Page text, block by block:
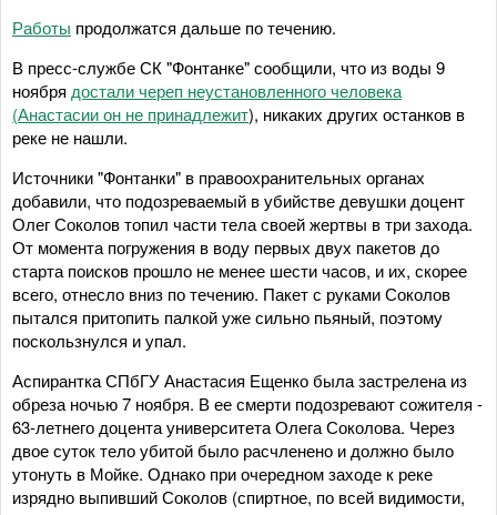
Работы продолжатся дальше по течению.
В пресс-службе СК "Фонтанке" сообщили, что из воды 9
ноября достали череп неустановленного человека
(Анастасии он не принадлежит), никаких других останков в
реке не нашли.
Источники "Фонтанки" в правоохранительных органах
добавили, что подозреваемый в убийстве девушки доцент
Олег Соколов топил части тела своей жертвы в три захода.
От момента погружения в воду первых двух пакетов до
старта поисков прошло не менее шести часов, и их, скорее
всего, отнесло вниз по течению. Пакет с руками Соколов
пытался притопить палкой уже сильно пьяный, поэтому
поскользнулся и упал.
Аспирантка СПбГУ Анастасия Ещенко была застрелена из
обреза ночью 7 ноября. В ее смерти подозревают сожителя -
63-летнего доцента университета Олега Соколова. Через
двое суток тело убитой было расчленено и должно было
утонуть в Мойке. Однако при очередном заходе к реке
изрядно выпивший Соколов (спиртное, по всей видимости,